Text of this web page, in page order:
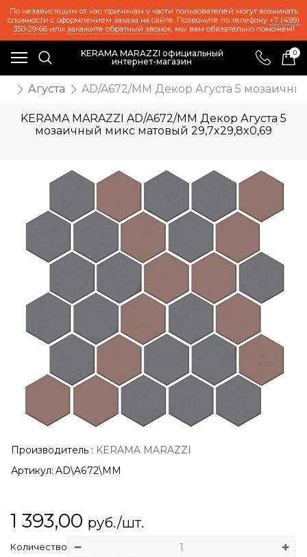
По независящим от нас причинам у части пользователей могут возникать
сложности с оформлением заказа на сайте. Позвоните по телефону +7 (499)
350-29-66или закажите обратный звонок, мы вам обязательно поможем!
KERAMA MARAZZI официальный
интернет-магазин
0
Агуста AD/A672/MM Декор Агуста 5
KERAMA MARAZZI AD/A672/MM Декор Агуста 5
мозаичный микс матовый 29,7x29,8x0,69
Производитель : KERAMA MARAZZI
Артикул: AD\A672\MM
1 393,00 руб./шт.
Количество